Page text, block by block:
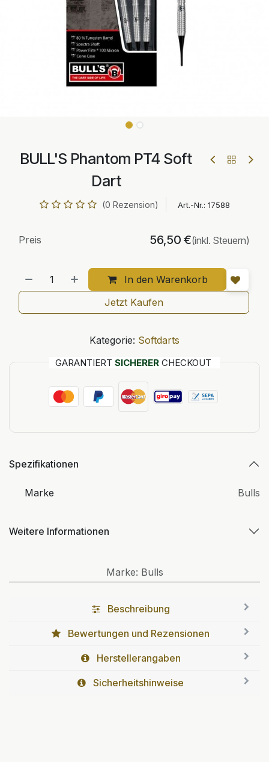
BULL'S Phantom PT4 Soft
Dart
(0 Rezension) Art.-Nr.: 17588
In den Warenkorb
Preis 56,50 €(inkl. Steuern)
Jetzt Kaufen
Kategorie: Softdarts
GARANTIERT SICHERER CHECKOUT
Spezifikationen
Marke Bulls
Weitere Informationen
Marke: Bulls
Beschreibung
Bewertungen und Rezensionen
Herstellerangaben
Sicherheitshinweise